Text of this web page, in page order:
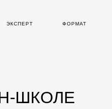
ЭКСПЕРТ ФОРМАТ
ШКОЛЕ